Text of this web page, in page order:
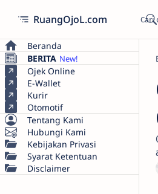
RuangOjoL.com
Beranda
BERITA
Ojek Online
E-Wallet
Kurir
Otomotif
Tentang Kami
Hubungi Kami
Kebijakan Privasi
Syarat Ketentuan
Disclaimer